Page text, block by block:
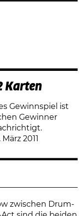
Karten
Gewinnspiel ist
Gewinner
2011
zwischen Drum-